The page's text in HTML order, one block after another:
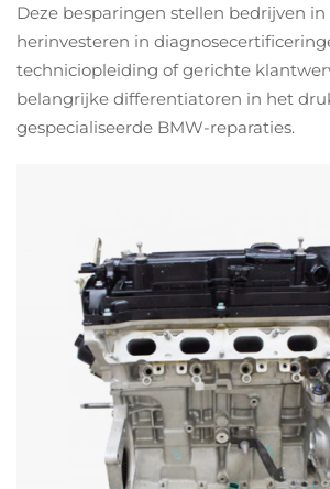
Deze besparingen stellen bedrijven
herinvesteren in
techniciopleiding of gerichte
belangrijke differentiatoren in het
gespecialiseerde BMW-reparaties.